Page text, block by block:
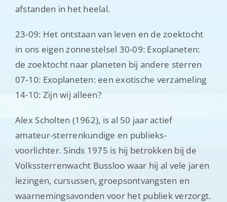
afstanden in het heelal.
23-09: Het ontstaan van leven en de zoektocht
in ons eigen zonnestelsel 30-09: Exoplaneten:
de zoektocht naar planeten bij andere sterren
07-10: Exoplaneten: een exotische verzameling
14-10: Zijn wij alleen?
Alex Scholten (1962), is al 50 jaar actief
amateur-sterrenkundige en publieks-
voorlichter. Sinds 1975 is hij betrokken bij de
Volkssterrenwacht Bussloo waar hij al vele jaren
lezingen, cursussen, groepsontvangsten en
waarnemingsavonden voor het publiek verzorgt.